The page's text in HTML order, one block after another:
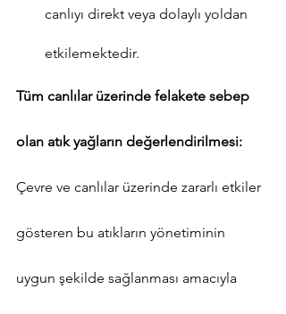
canlıyı direkt veya dolaylı yoldan
etkilemektedir.
Tüm canlılar üzerinde felakete sebep
olan atık yağların değerlendirilmesi:
Çevre ve canlılar üzerinde zararlı etkiler
gösteren bu atıkların yönetiminin
uygun şekilde sağlanması amacıyla